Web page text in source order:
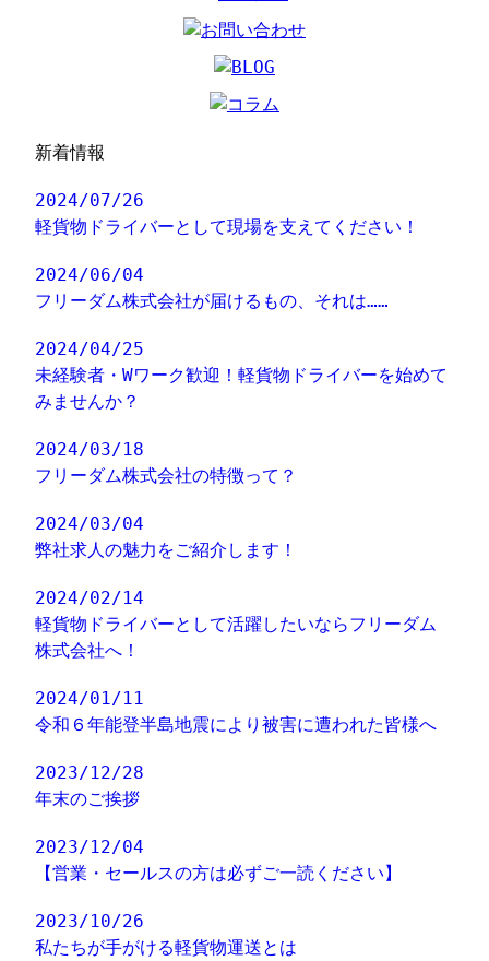
新着情報
2024/07/26
軽貨物ドライバーとして現場を支えてください！
2024/06/04
フリーダム株式会社が届けるもの、それは……
2024/04/25
未経験者・Wワーク歓迎！軽貨物ドライバーを始めて
みませんか？
2024/03/18
フリーダム株式会社の特徴って？
2024/03/04
弊社求人の魅力をご紹介します！
2024/02/14
軽貨物ドライバーとして活躍したいならフリーダム
株式会社へ！
2024/01/11
令和６年能登半島地震により被害に遭われた皆様へ
2023/12/28
年末のご挨拶
2023/12/04
【営業・セールスの方は必ずご一読ください】
2023/10/26
私たちが手がける軽貨物運送とは